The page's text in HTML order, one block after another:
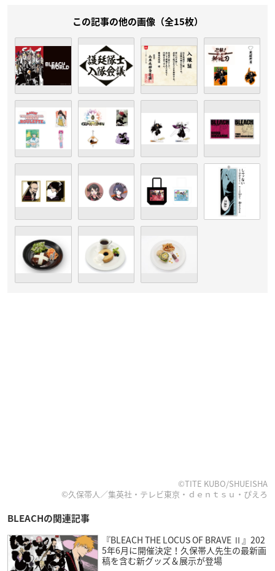
この記事の他の画像（全15枚）
©TITE KUBO/SHUEISHA
©久保帯人／集英社・テレビ東京・ｄｅｎｔｓｕ・ぴえろ
BLEACHの関連記事
『BLEACH THE LOCUS OF BRAVE Ⅱ』202
5年6月に開催決定！久保帯人先生の最新画
稿を含む新グッズ＆展示が登場